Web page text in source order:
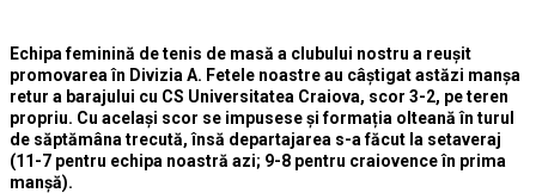
Echipa feminină de tenis de masă a clubului nostru a reușit
promovarea în Divizia A. Fetele noastre au câștigat astăzi manșa
retur a barajului cu CS Universitatea Craiova, scor 3-2, pe teren
propriu. Cu același scor se impusese și formația olteană în turul
de săptămâna trecută, însă departajarea s-a făcut la setaveraj
(11-7 pentru echipa noastră azi; 9-8 pentru craiovence în prima
manșă).